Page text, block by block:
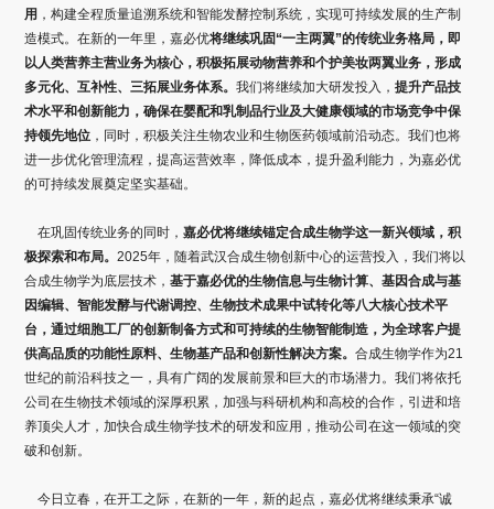
用 ，构建全程质量追溯系统和智能发酵控制系统，实现可持续发展的生产制
造模式。在新的一年里，嘉必优将继续巩固“一主两翼”的传统业务格局，即
以人类营养主营业务为核心，积极拓展动物营养和个护美妆两翼业务，形成
多元化、互补性、三拓展业务体系。我们将继续加大研发投入，提升产品技
术水平和创新能力，确保在婴配和乳制品行业及大健康领域的市场竞争中保
持领先地位 ，同时，积极关注生物农业和生物医药领域前沿动态。我们也将
进一步优化管理流程，提高运营效率，降低成本，提升盈利能力，为嘉必优
的可持续发展奠定坚实基础。
在巩固传统业务的同时，嘉必优将继续锚定合成生物学这一新兴领域，积
极探索和布局。2025年，随着武汉合成生物创新中心的运营投入，我们将以
合成生物学为底层技术，基于嘉必优的生物信息与生物计算、基因合成与基
因编辑、智能发酵与代谢调控、生物技术成果中试转化等八大核心技术平
台，通过细胞工厂的创新制备方式和可持续的生物智能制造，为全球客户提
供高品质的功能性原料、生物基产品和创新性解决方案。合成生物学作为21
世纪的前沿科技之一，具有广阔的发展前景和巨大的市场潜力。我们将依托
公司在生物技术领域的深厚积累，加强与科研机构和高校的合作，引进和培
养顶尖人才，加快合成生物学技术的研发和应用，推动公司在这一领域的突
破和创新。
今日立春，在开工之际，在新的一年，新的起点，嘉必优将继续秉承“诚